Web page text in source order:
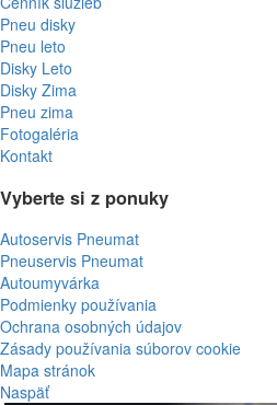
Pneu disky
Pneu leto
Disky Leto
Disky Zima
Pneu zima
Fotogaléria
Kontakt
Vyberte si z ponuky
Autoservis Pneumat
Pneuservis Pneumat
Autoumyvárka
Podmienky používania
Ochrana osobných údajov
Zásady používania súborov cookie
Mapa stránok
Naspäť